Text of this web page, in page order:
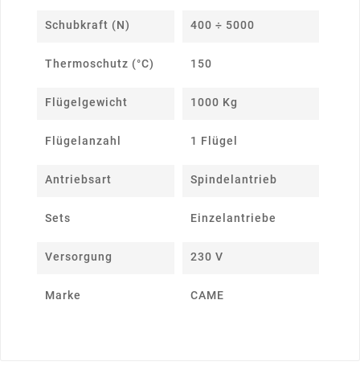
Schubkraft (N) 400 ÷ 5000
Thermoschutz (°C) 150
Flügelgewicht 1000 Kg
Flügelanzahl 1 Flügel
Antriebsart Spindelantrieb
Sets Einzelantriebe
Versorgung 230 V
Marke CAME